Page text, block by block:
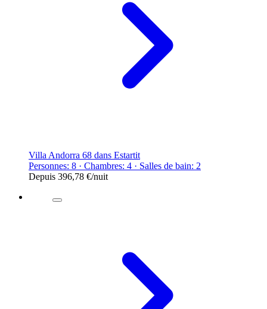
Villa Andorra 68 dans Estartit
Personnes: 8 · Chambres: 4 · Salles de bain: 2
Depuis 396,78 €/nuit